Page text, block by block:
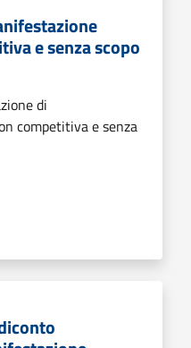
e senza scopo
di
competitiva e senza